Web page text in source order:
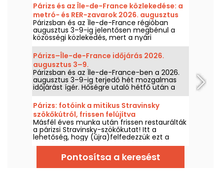
Párizs és az Île-de-France közlekedése: a
metró- és RER-zavarok 2026. augusztus
3–9.
Párizsban és az Île-de-France régióban
augusztus 3–9-ig jelentősen megbénul a
közösségi közlekedés, mert a nyári
nagyjavítások egyes vonalakat különösen
sújtanak, a RATP és az SNCF tájékoztatása
szerint.
Párizs–Île-de-France időjárás 2026.
augusztus 3–9.
Párizsban és az Île-de-France-ben a 2026.
augusztus 3–9-ig terjedő hét mozgalmas
időjárást ígér. Hőségre utaló hétfő után a
hőmérséklet fokozatosan csökken, mielőtt a
hétvégére melegebb és napos idő tér vissza.
Párizs: fotóink a mitikus Stravinsky
szökőkútról, frissen felújítva
Másfél éves munka után frissen restaurálták
a párizsi Stravinsky-szökőkutat! Itt a
lehetőség, hogy (újra)felfedezzük ezt a
Beaubourg negyedben található
emblematikus és költői műalkotást és az azt
alkotó tizenhat szobrot, amelyeket Niki de
Saint Phalle és Jean Tinguely készített.
Pontosítsa a keresést